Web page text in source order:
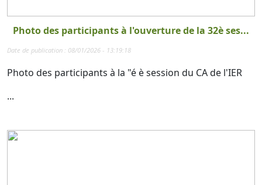
Photo des participants à l'ouverture de la 32è ses...
Date de publication : 08/01/2026 - 13:19:18
Photo des participants à la "é è session du CA de l'IER
...